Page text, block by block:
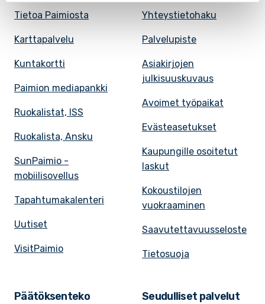
Tietoa Paimiosta
Karttapalvelu
Kuntakortti
Paimion mediapankki
Ruokalistat, ISS
Ruokalista, Ansku
SunPaimio -
mobiilisovellus
Tapahtumakalenteri
Uutiset
VisitPaimio
Yhteystietohaku
Palvelupiste
Asiakirjojen
julkisuuskuvaus
Avoimet työpaikat
Evästeasetukset
Kaupungille osoitetut
laskut
Kokoustilojen
vuokraaminen
Saavutettavuusseloste
Tietosuoja
Päätöksenteko Seudulliset palvelut